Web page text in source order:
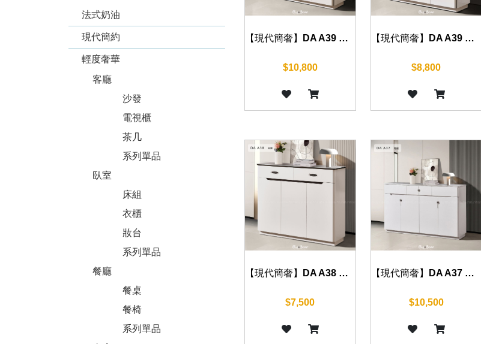
法式奶油
現代簡約
輕度奢華
客廳
沙發
電視櫃
茶几
系列單品
臥室
床組
衣櫃
妝台
系列單品
餐廳
餐桌
餐椅
系列單品
【現代簡奢】DA A39 鞋櫃 140cm/160cm
$10,800
【現代簡奢】DA A39 鞋櫃 100cm/120cm
$8,800
【現代簡奢】DA A38 鞋櫃 100cm/120cm
$7,500
【現代簡奢】DA A37 鞋櫃 140cm/160cm
$10,500